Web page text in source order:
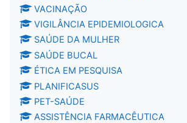
VACINAÇÃO
VIGILÂNCIA EPIDEMIOLOGICA
SAÚDE DA MULHER
SAÚDE BUCAL
ÉTICA EM PESQUISA
PLANIFICASUS
PET-SAÚDE
ASSISTÊNCIA FARMACÊUTICA